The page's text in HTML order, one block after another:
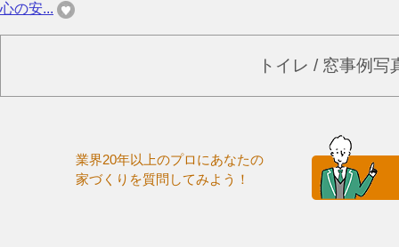
心の安...
トイレ / 窓事例写
業界20年以上のプロにあなたの
家づくりを質問してみよう！